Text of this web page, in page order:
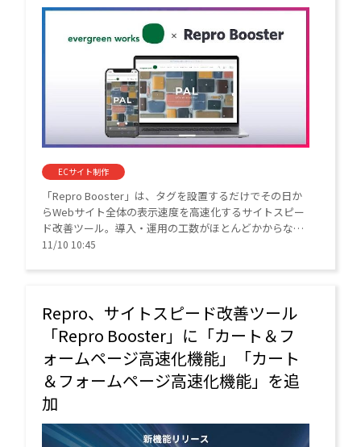
ECサイト制作
「Repro Booster」は、タグを設置するだけでその日か
らWebサイト全体の表示速度を高速化するサイトスピー
ド改善ツール。導入・運用の工数がほとんどかからない
ことも特長としている。
11/10 10:45
Repro、サイトスピード改善ツール
「Repro Booster」に「カート＆フ
ォームページ高速化機能」「カート
＆フォームページ高速化機能」を追
加